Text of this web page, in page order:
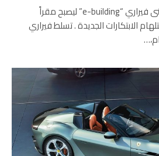
الرئيس الإيطالي سيفتتح مبنى فيراري “e-building” ليصبح مقراً
الابتكارات الجديدة . تسلط فيراري